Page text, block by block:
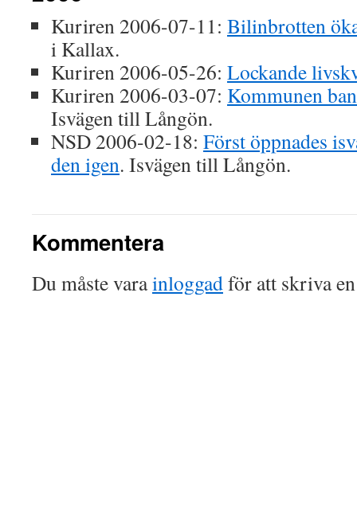
Kuriren 2006-07-11: Bilinbrotten
i Kallax.
Kuriren 2006-05-26: Lockande
Kuriren 2006-03-07: Kommunen
Isvägen till Långön.
NSD 2006-02-18: Först öppnades
den igen. Isvägen till Långön.
Kommentera
Du måste varainloggadför att skriva